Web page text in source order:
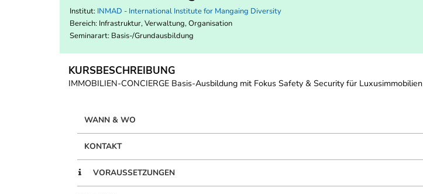
Institut: INMAD - International Institute for Mangaing Diversity
Bereich: Infrastruktur, Verwaltung, Organisation
Seminarart: Basis-/Grundausbildung
KURSBESCHREIBUNG
IMMOBILIEN-CONCIERGE Basis-Ausbildung mit Fokus Safety & Security für Luxusimmobilien
WANN & WO
KONTAKT
VORAUSSETZUNGEN